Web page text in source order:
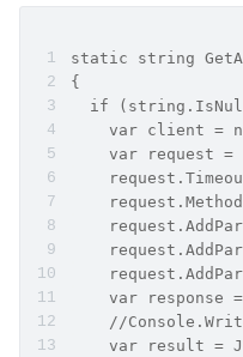
static string
{
if
var client =
var request =
var response
//
var result =